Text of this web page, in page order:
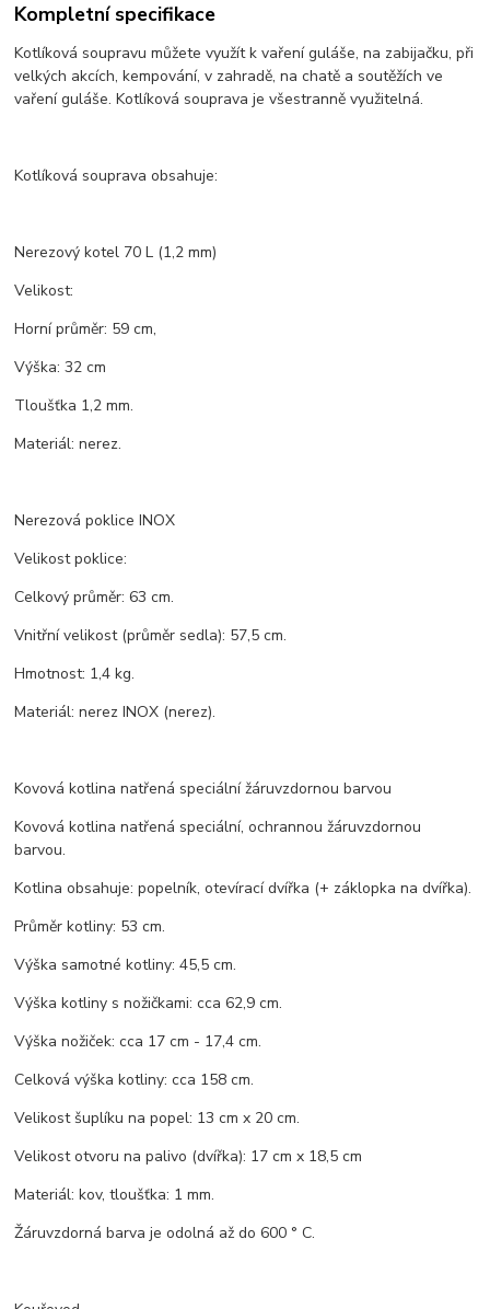
Kompletní specifikace
Kotlíková soupravu můžete využít k vaření guláše, na zabijačku, při
velkých akcích, kempování, v zahradě, na chatě a soutěžích ve
vaření guláše. Kotlíková souprava je všestranně využitelná.
Kotlíková souprava obsahuje:
Nerezový kotel 70 L (1,2 mm)
Velikost:
Horní průměr: 59 cm,
Výška: 32 cm
Tloušťka 1,2 mm.
Materiál: nerez.
Nerezová poklice INOX
Velikost poklice:
Celkový průměr: 63 cm.
Vnitřní velikost (průměr sedla): 57,5 ​​cm.
Hmotnost: 1,4 kg.
Materiál: nerez INOX (nerez).
Kovová kotlina natřená speciální žáruvzdornou barvou
Kovová kotlina natřená speciální, ochrannou žáruvzdornou
barvou.
Kotlina obsahuje: popelník, otevírací dvířka (+ záklopka na dvířka).
Průměr kotliny: 53 cm.
Výška samotné kotliny: 45,5 cm.
Výška kotliny s nožičkami: cca 62,9 cm.
Výška nožiček: cca 17 cm - 17,4 cm.
Celková výška kotliny: cca 158 cm.
Velikost šuplíku na popel: 13 cm x 20 cm.
Velikost otvoru na palivo (dvířka): 17 cm x 18,5 cm
Materiál: kov, tloušťka: 1 mm.
Žáruvzdorná barva je odolná až do 600 ° C.